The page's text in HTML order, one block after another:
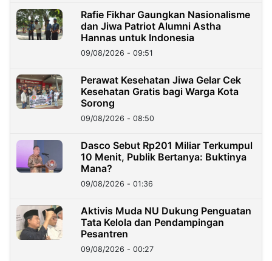
Rafie Fikhar Gaungkan Nasionalisme
dan Jiwa Patriot Alumni Astha
Hannas untuk Indonesia
09/08/2026 - 09:51
Perawat Kesehatan Jiwa Gelar Cek
Kesehatan Gratis bagi Warga Kota
Sorong
09/08/2026 - 08:50
Dasco Sebut Rp201 Miliar Terkumpul
10 Menit, Publik Bertanya: Buktinya
Mana?
09/08/2026 - 01:36
Aktivis Muda NU Dukung Penguatan
Tata Kelola dan Pendampingan
Pesantren
09/08/2026 - 00:27